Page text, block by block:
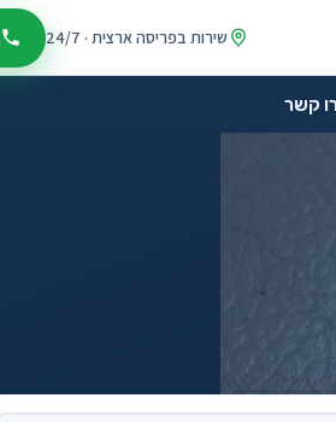
שירות בפריסה ארצית · 24/7
קשר